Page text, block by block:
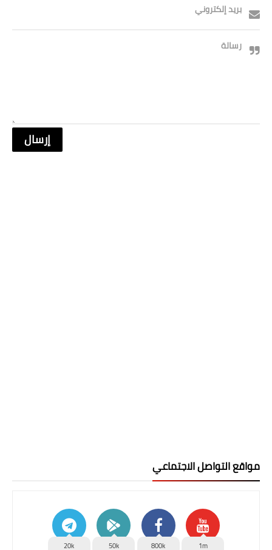
بريد إلكتروني
رسالة
مواقع التواصل الاجتماعي
1m
800k
50k
20k